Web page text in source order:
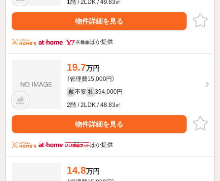
1階 / 2LDK / 49.83㎡
物件詳細を見る
ほか提供
19.7万円
（管理費15,000円）
敷 不要 礼 394,000円
2階 / 2LDK / 48.83㎡
物件詳細を見る
ほか提供
14.8万円